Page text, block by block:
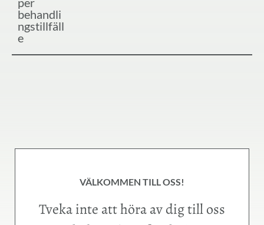
behandli
ngstillfäll
e
VÄLKOMMEN TILL OSS!
Tveka inte att höra av dig till oss